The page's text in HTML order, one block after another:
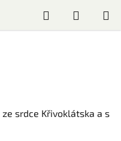
Hledat
KOŠÍK
srdce Křivoklátska a s